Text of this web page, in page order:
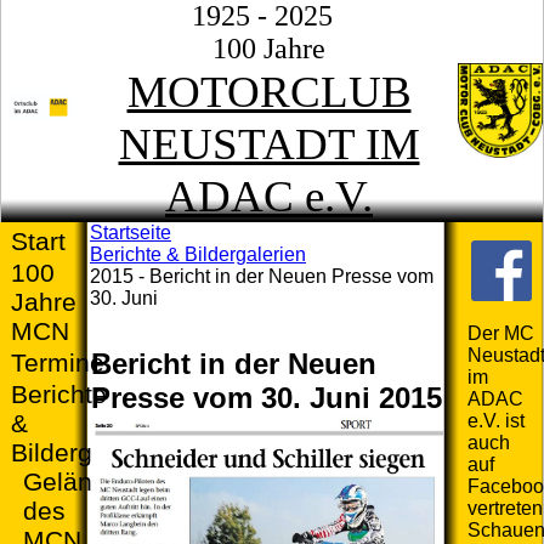
1925 - 2025
100 Jahre
MOTORCLUB
NEUSTADT IM
ADAC e.V.
Start
100
Jahre
MCN
Termine
Berichte
&
Bildergalerien
Geländefahrten
des
Startseite
Berichte & Bildergalerien
2015 - Bericht in der Neuen Presse vom
30. Juni
Bericht in der Neuen
Presse vom 30. Juni 2015
Der MC
Neustadt
im
ADAC
e.V. ist
auch
auf
Schauen